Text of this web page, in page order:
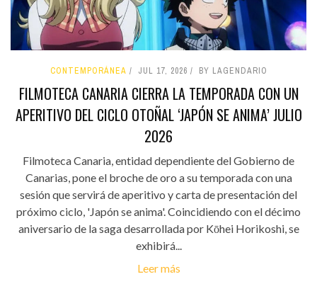
CONTEMPORÁNEA JUL 17, 2026 BY LAGENDARIO
FILMOTECA CANARIA CIERRA LA TEMPORADA CON UN
APERITIVO DEL CICLO OTOÑAL ‘JAPÓN SE ANIMA’ JULIO
2026
Filmoteca Canaria, entidad dependiente del Gobierno de
Canarias, pone el broche de oro a su temporada con una
sesión que servirá de aperitivo y carta de presentación del
próximo ciclo, 'Japón se anima'. Coincidiendo con el décimo
aniversario de la saga desarrollada por Kōhei Horikoshi, se
exhibirá...
Leer más